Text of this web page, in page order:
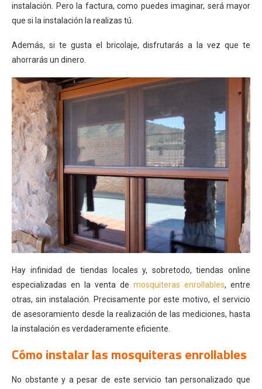
instalación. Pero la factura, como puedes imaginar, será mayor
que si la instalación la realizas tú.
Además, si te gusta el bricolaje, disfrutarás a la vez que te
ahorrarás un dinero.
Hay infinidad de tiendas locales y, sobretodo, tiendas online
especializadas en la venta de mosquiteras enrollables, entre
otras, sin instalación. Precisamente por este motivo, el servicio
de asesoramiento desde la realización de las mediciones, hasta
la instalación es verdaderamente eficiente.
Cómo instalar las mosquiteras enrollables
No obstante y a pesar de este servicio tan personalizado que